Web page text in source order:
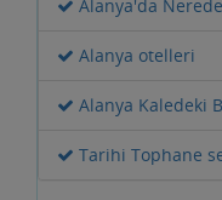
Alanya'da Nerede
Alanya otelleri
Alanya Kaledeki
Tarihi Tophane